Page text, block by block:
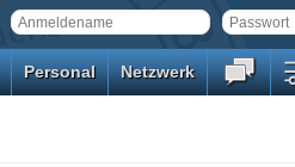
Personal Netzwerk